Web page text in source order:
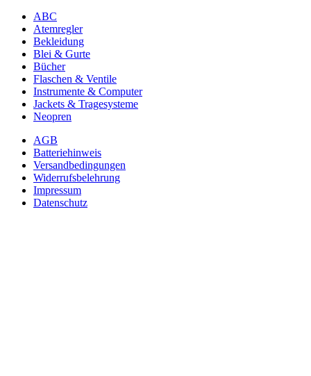
ABC
Atemregler
Bekleidung
Blei & Gurte
Bücher
Flaschen & Ventile
Instrumente & Computer
Jackets & Tragesysteme
Neopren
AGB
Batteriehinweis
Versandbedingungen
Widerrufsbelehrung
Impressum
Datenschutz